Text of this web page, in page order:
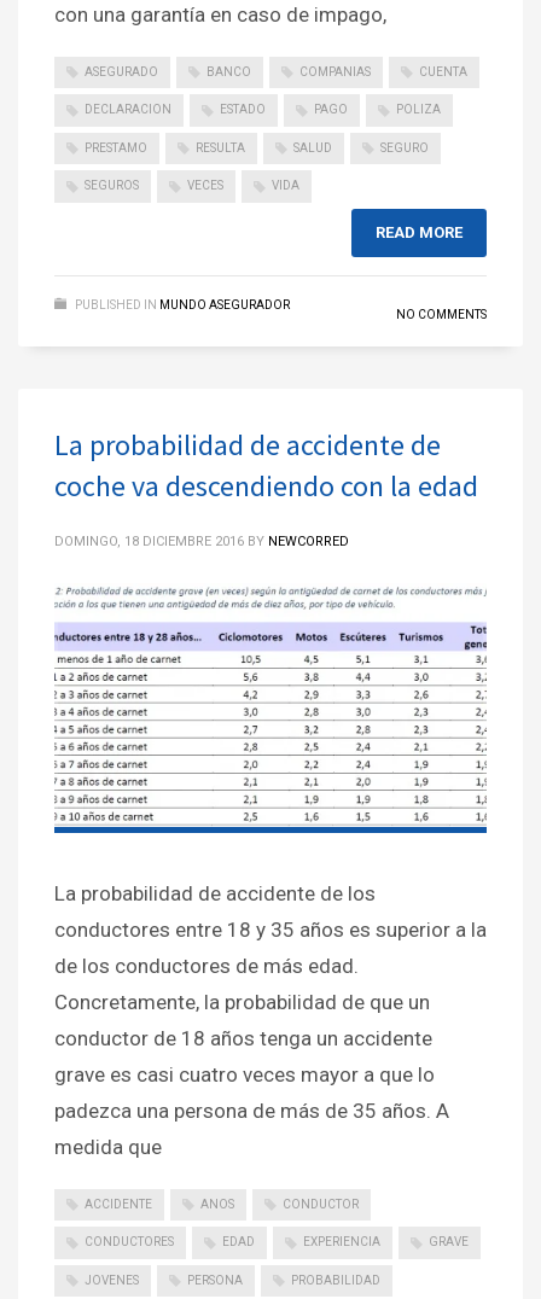
con una garantía en caso de impago,
ASEGURADO BANCO COMPANIAS CUENTA
DECLARACION ESTADO PAGO POLIZA
PRESTAMO RESULTA SALUD SEGURO
SEGUROS VECES VIDA
READ MORE
PUBLISHED IN MUNDO ASEGURADOR
NO COMMENTS
La probabilidad de accidente de
coche va descendiendo con la edad
DOMINGO, 18 DICIEMBRE 2016 BY NEWCORRED
La probabilidad de accidente de los
conductores entre 18 y 35 años es superior a la
de los conductores de más edad.
Concretamente, la probabilidad de que un
conductor de 18 años tenga un accidente
grave es casi cuatro veces mayor a que lo
padezca una persona de más de 35 años. A
medida que
ACCIDENTE ANOS CONDUCTOR
CONDUCTORES EDAD EXPERIENCIA GRAVE
JOVENES PERSONA PROBABILIDAD